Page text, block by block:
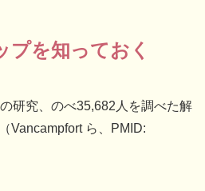
プを知っておく
研究、のべ35,682人を調べた解
Vancampfort ら、PMID: